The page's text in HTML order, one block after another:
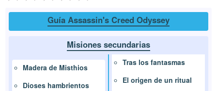
Guía Assassin's Creed Odyssey
Misiones secundarias
Madera de Misthios
Dioses hambrientos
Tras los fantasmas
El origen de un ritual